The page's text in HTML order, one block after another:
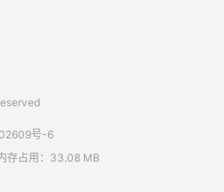
号-6
存占用：33.08 MB